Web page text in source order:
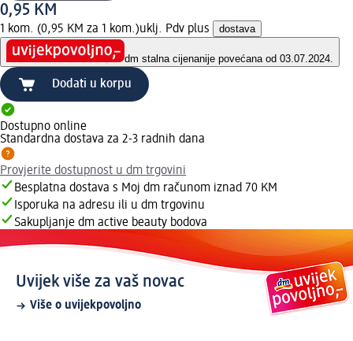
0,95 KM
1 kom. (0,95 KM za 1 kom.)uklj. Pdv plus dostava
dm stalna cijenanije povećana od 03.07.2024.
Dodati u korpu
Dostupno online
Standardna dostava za 2-3 radnih dana
Provjerite dostupnost u dm trgovini
Besplatna dostava s Moj dm računom iznad 70 KM
Isporuka na adresu ili u dm trgovinu
Sakupljanje dm active beauty bodova
Uvijek više za vaš novac
Više o uvijekpovoljno